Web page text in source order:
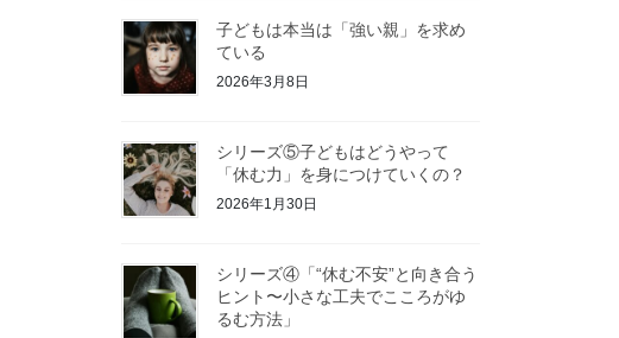
子どもは本当は「強い親」を求め
ている
2026年3月8日
シリーズ⑤子どもはどうやって
「休む力」を身につけていくの？
2026年1月30日
シリーズ④「“休む不安”と向き合う
ヒント〜小さな工夫でこころがゆ
るむ方法」